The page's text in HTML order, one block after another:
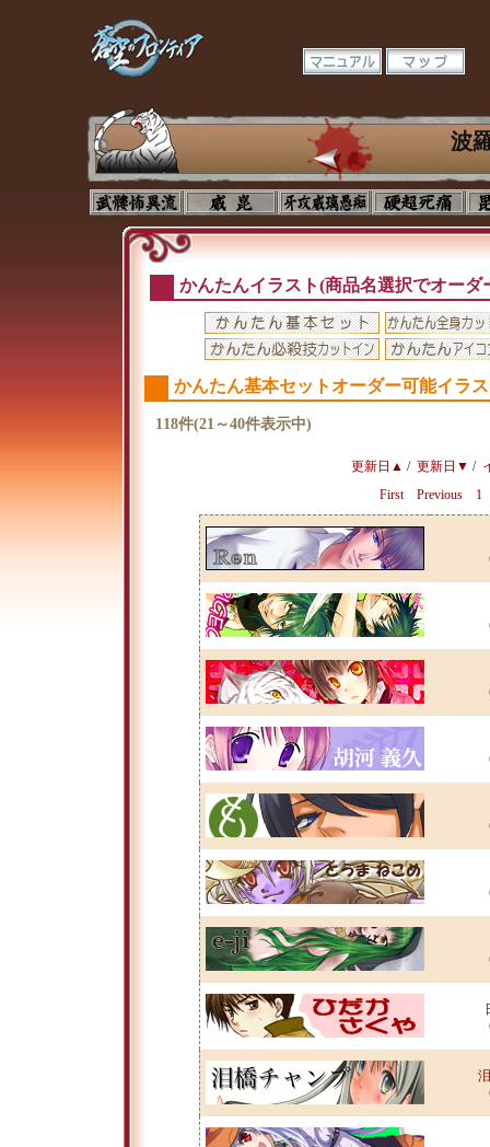
波
かんたんイラスト(商品名選択でオー
かんたん基本セットオーダー可能イラ
118件(21～40件表示中)
更新日▲ / 更新日▼ /
First
Previous 1